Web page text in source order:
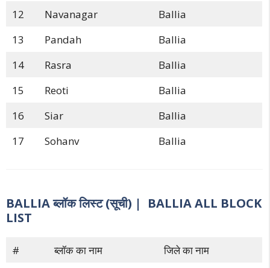
12
Navanagar
Ballia
13
Pandah
Ballia
14
Rasra
Ballia
15
Reoti
Ballia
16
Siar
Ballia
17
Sohanv Ballia
BALLIA ब्लॉक लिस्ट (सूची) | BALLIA ALL BLOCK
LIST
# ब्लॉक का नाम
जिले का नाम